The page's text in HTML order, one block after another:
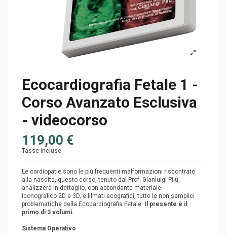
Ecocardiografia Fetale 1 -
Corso Avanzato Esclusiva
- videocorso
119,00 €
Tasse incluse
Le cardiopatie sono le più frequenti malformazioni riscontrate
alla nascita, questo corso, tenuto dal Prof. Gianluigi Pilu,
analizzerà in dettaglio, con abbondante materiale
iconografico 2D e 3D, e filmati ecografici, tutte le non semplici
problematiche della Ecocardiografia Fetale.
Il presente è il
primo di 3 volumi.
Sistema Operativo